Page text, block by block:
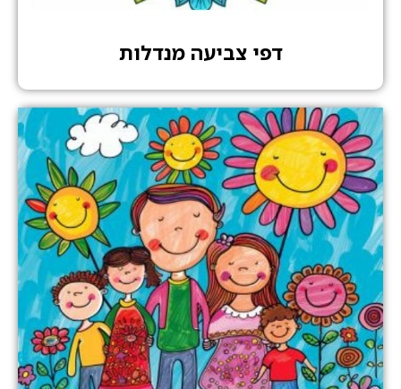
דפי צביעה מנדלות